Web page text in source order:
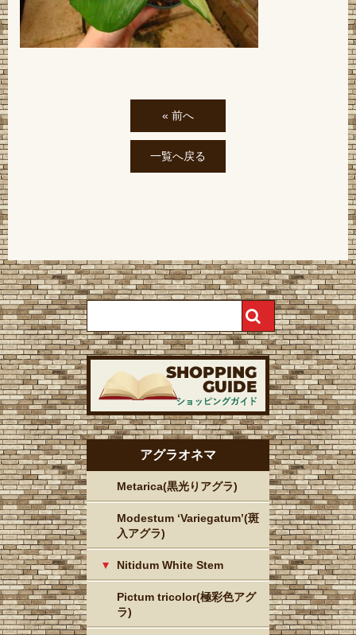
« 前へ
一覧へ戻る
アグラオネマ
Metarica(黒光りアグラ)
Modestum ‘Variegatum’(斑
入アグラ)
Nitidum White Stem
Pictum tricolor(極彩色アグ
ラ)